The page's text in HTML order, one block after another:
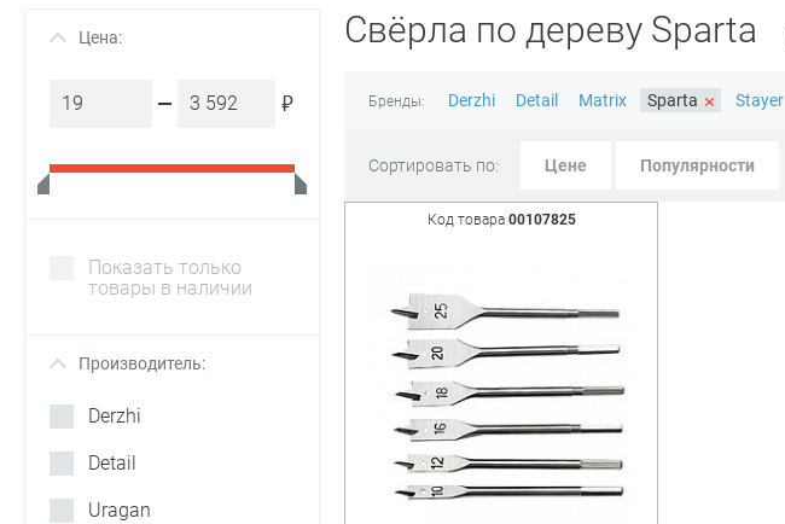
+ Цена:
₽
Показать только
товары в наличии
+ Производитель:
Derzhi
Detail
Uragan
Свёрла по дереву Sparta
Бренды: Derzhi Detail Matrix Sparta × Stayer
Сортировать по: Цене Популярности
Код товара 00107825